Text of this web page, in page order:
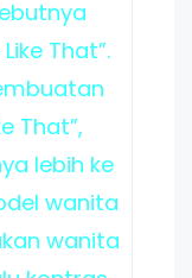
That”.
That”,
lebih ke
wanita
wanita